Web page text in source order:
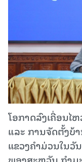
ໂອກາດລົງເຄື່ອນໄ
ແລະ ການຈັດຕັ້ງບ້
ແຂວງຄໍາມ່ວນໃນ